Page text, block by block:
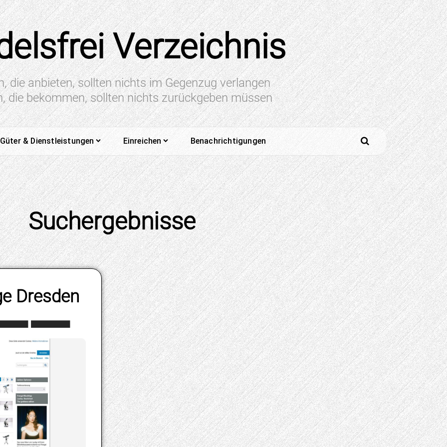
Verzeichnis
die anbieten, sollten nichts im Gegenzug verlangen
die bekommen, sollten nichts zurückgeben müssen
Güter & Dienstleistungen Einreichen Benachrichtigungen
Dresden